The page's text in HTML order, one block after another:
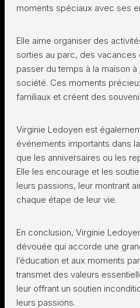
moments spéciaux avec ses
Elle aime organiser des
sorties au parc, des
passer du temps à la maison
société. Ces moments
familiaux et créent des
Virginie Ledoyen est
événements importants dans
que les anniversaires ou les
Elle les encourage et les
leurs passions, leur montrant
chaque étape de leur vie.
En conclusion, Virginie
dévouée qui accorde une
l’éducation et aux moments
transmet des valeurs
leur offrant un soutien
leurs passions.